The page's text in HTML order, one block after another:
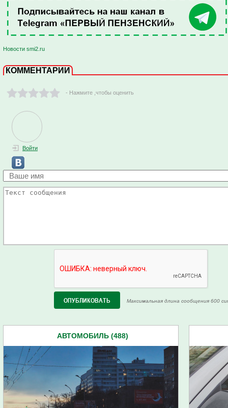
Новости smi2.ru
КОММЕНТАРИИ
- Нажмите ,чтобы оценить
Войти
Максимальная длина сообщения 600
АВТОМОБИЛЬ (488)